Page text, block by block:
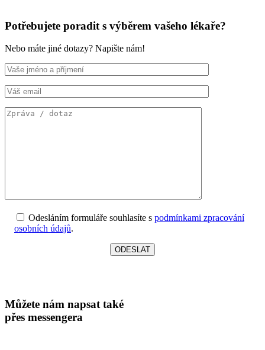
Potřebujete poradit s výběrem vašeho lékaře?
Nebo máte jiné dotazy? Napište nám!
Odesláním formuláře souhlasíte s podmínkami zpracování
osobních údajů.
Můžete nám napsat také
přes messengera